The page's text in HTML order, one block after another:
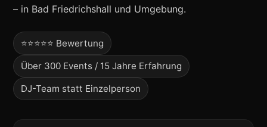
– in Bad Friedrichshall und Umgebung.
⭐⭐⭐⭐⭐ Bewertung
Über 300 Events / 15 Jahre Erfahrung
DJ-Team statt Einzelperson